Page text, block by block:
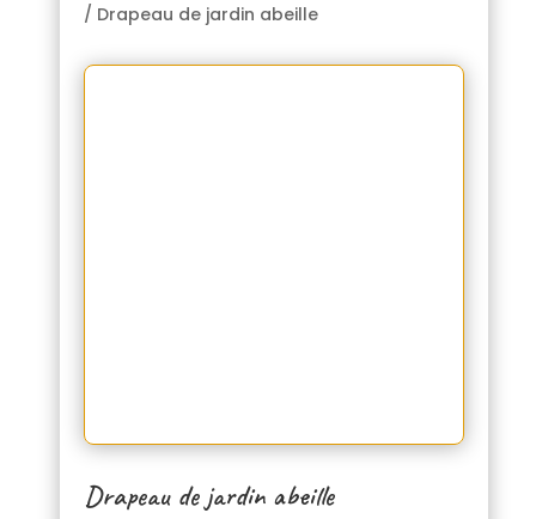
/ Drapeau de jardin abeille
Drapeau de jardin abeille